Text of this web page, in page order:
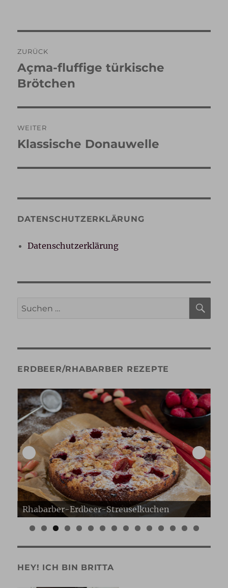
ZURÜCK
Vorheriger
Beitrag:
Açma-fluffige türkische
Brötchen
WEITER
Nächster
Klassische Donauwelle
DATENSCHUTZERKLÄRUNG
Datenschutzerklärung
Suche
ERDBEER/RHABARBER REZEPTE
Erdbeer Gugelhupf
0 1 2 3 4 5
HEY! ICH BIN BRITTA